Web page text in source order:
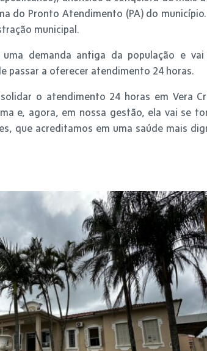
do Pronto Atendimento (PA) do
municipal.
demanda antiga da população e vai
passar a oferecer atendimento 24 horas.
o atendimento 24 horas em Vera
e, agora, em nossa gestão, ela vai se
que acreditamos em uma saúde mais